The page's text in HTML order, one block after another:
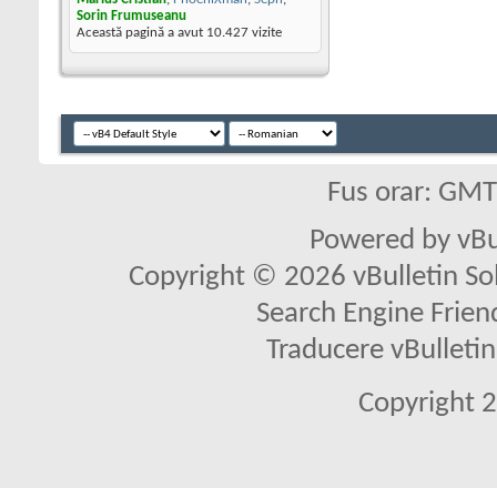
Sorin Frumuseanu
Această pagină a avut 10.427 vizite
Fus orar:
Powered by
Copyright © 2026 vBulletin
Search Engine
Traducere
Copyright